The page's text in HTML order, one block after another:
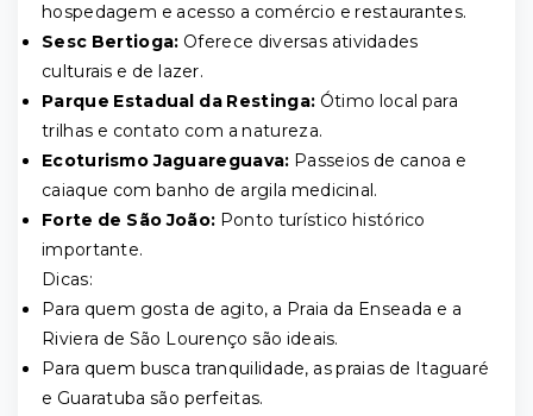
hospedagem e acesso a comércio e restaurantes.
Sesc Bertioga: Oferece diversas atividades
culturais e de lazer.
Parque Estadual da Restinga: Ótimo local para
trilhas e contato com a natureza.
Ecoturismo Jaguareguava: Passeios de canoa e
caiaque com banho de argila medicinal.
Forte de São João: Ponto turístico histórico
importante.
Dicas:
Para quem gosta de agito, a Praia da Enseada e a
Riviera de São Lourenço são ideais.
Para quem busca tranquilidade, as praias de Itaguaré
e Guaratuba são perfeitas.